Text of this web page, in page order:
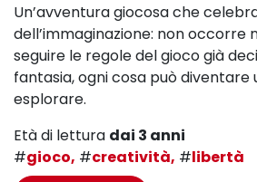
Un’avventura giocosa che
dell’immaginazione: non occorre
seguire le regole del gioco già
fantasia, ogni cosa può diventare
esplorare.
Età di lettura dai 3 anni
#gioco, #creatività, #libertà